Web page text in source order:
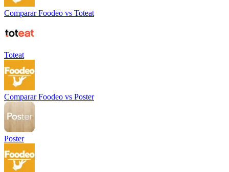
Comparar Foodeo vs Toteat
Toteat
Comparar Foodeo vs Poster
Poster